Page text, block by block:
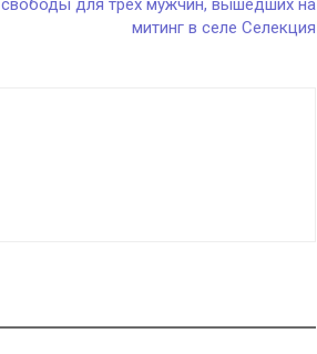
свободы для трех мужчин, вышедших на
митинг в селе Селекция